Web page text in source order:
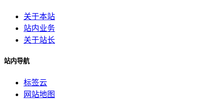
关于本站
站内业务
关于站长
站内导航
标签云
网站地图